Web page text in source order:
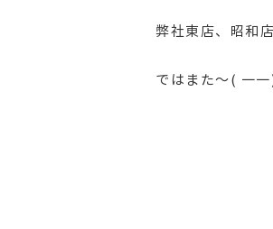
弊社東店、昭和
ではまた～( 一